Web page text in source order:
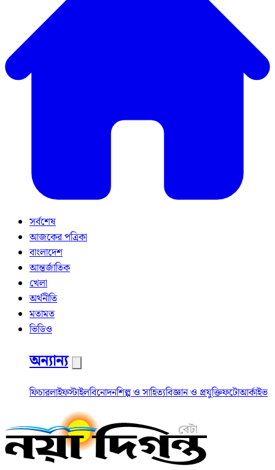
সর্বশেষ
আজকের পত্রিকা
বাংলাদেশ
আন্তর্জাতিক
খেলা
অর্থনীতি
মতামত
ভিডিও
অন্যান্য
ফিচারলাইফস্টাইলবিনোদনশিল্প ও সাহিত্যবিজ্ঞান ও প্রযুক্তিফটোআর্কাইভ